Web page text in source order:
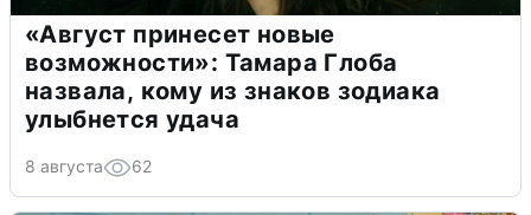
«Август принесет новые
возможности»: Тамара Глоба
назвала, кому из знаков зодиака
улыбнется удача
8 августа 62